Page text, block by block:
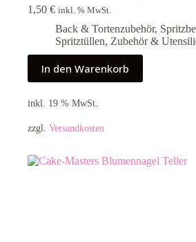
1,50 € inkl. % MwSt.
Back & Tortenzubehör,
Spritztüllen, Zubehör &
In den Warenkorb
inkl. 19 % MwSt.
zzgl. Versandkosten